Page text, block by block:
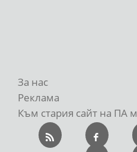
За нас
Реклама
Към стария сайт на ПА